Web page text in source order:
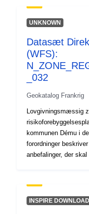
hovedsagelig sigte
dem gælder dog også
fremtidige) er nogle
simpelthen anbefalede. Den godkendte RPP er
offentlig servitut og
tredjemand.
UNKNOWN
Datasæt
(WFS):
_032
Geokatalog Frankrig
Lovgivningsmæssig
kommunen Dému i
forordninger
anbefalinger, der
hovedsagelig sigte
dem gælder dog også
INSPIRE